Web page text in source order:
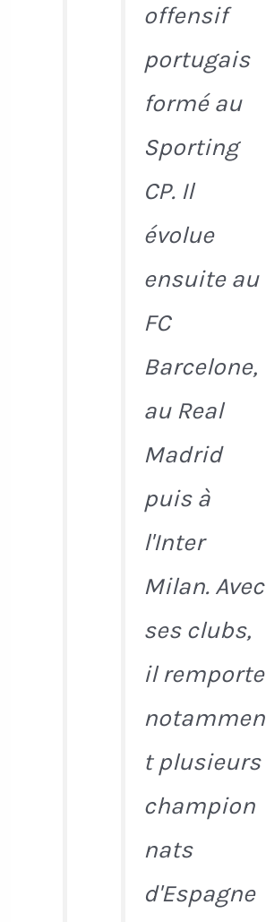
offensif
portugais
formé au
Sporting
CP. Il
évolue
ensuite au
FC
Barcelone,
au Real
Madrid
puis à
l'Inter
Milan. Avec
ses clubs,
il remporte
notammen
t plusieurs
champion
nats
d'Espagne